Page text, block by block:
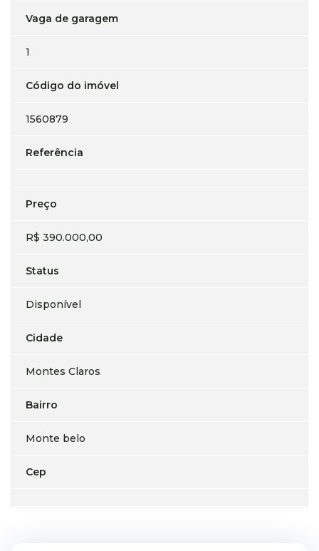
Vaga de garagem
1
Código do imóvel
1560879
Referência
Preço
R$ 390.000,00
Status
Disponível
Cidade
Montes Claros
Bairro
Monte belo
Cep